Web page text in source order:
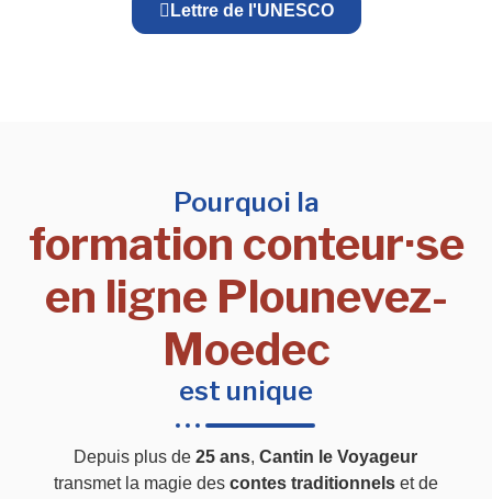
Lettre de l'UNESCO
Pourquoi la
formation conteur·se
en ligne Plounevez-
Moedec
est unique
Depuis plus de25 ans,Cantin le Voyageur
transmet la magie des contes traditionnelset de